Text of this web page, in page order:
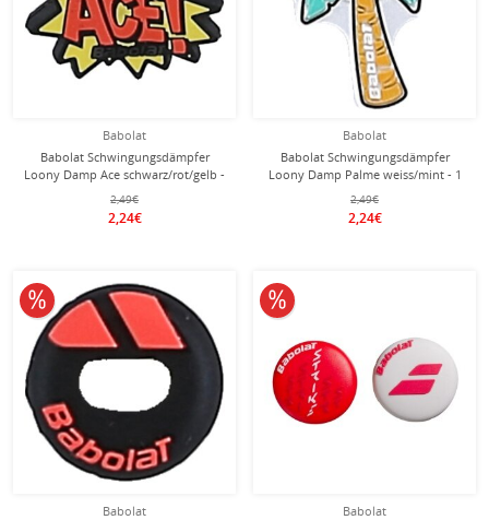
Babolat
Babolat Schwingungsdämpfer
Loony Damp Ace schwarz/rot/gelb -
1 Stück
2,49€
2,24€
Babolat
Babolat Schwingungsdämpfer
Loony Damp Palme weiss/mint - 1
Stück
2,49€
2,24€
Babolat
10% reduziert
Babolat
10% reduziert